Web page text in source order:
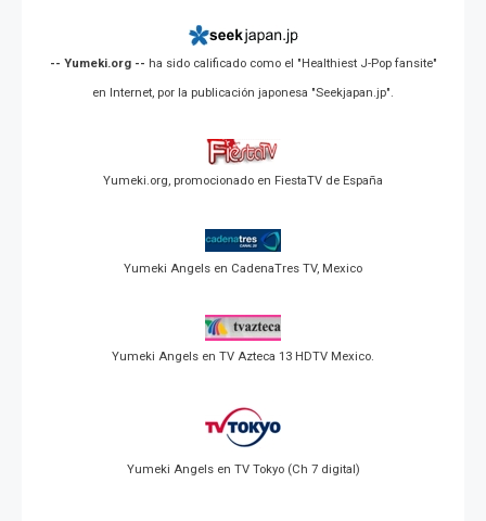
-- Yumeki.org -- ha sido calificado como el "Healthiest J-Pop fansite"
en Internet, por la publicación japonesa "Seekjapan.jp".
Yumeki.org, promocionado en FiestaTV de España
Yumeki Angels en CadenaTres TV, Mexico
Yumeki Angels en TV Azteca 13 HDTV Mexico.
Yumeki Angels en TV Tokyo (Ch 7 digital)